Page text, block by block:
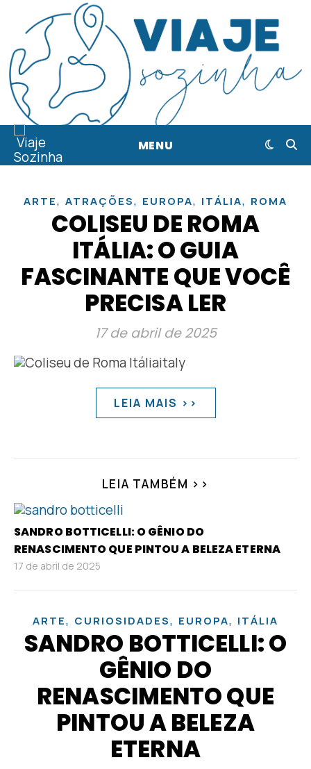
MENU
ARTE, ATRAÇÕES, EUROPA, ITÁLIA, ROMA
COLISEU DE ROMA
ITÁLIA: O GUIA
FASCINANTE QUE VOCÊ
PRECISA LER
17 de abril de 2025
LEIA MAIS >>
LEIA TAMBÉM >>
SANDRO BOTTICELLI: O GÊNIO DO
RENASCIMENTO QUE PINTOU A BELEZA ETERNA
17 de abril de 2025
ARTE, CURIOSIDADES, EUROPA, ITÁLIA
SANDRO BOTTICELLI: O
GÊNIO DO
RENASCIMENTO QUE
PINTOU A BELEZA
ETERNA